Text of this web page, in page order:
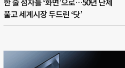
한 줄 점자를 ‘화면’으로…50년 난제
풀고 세계시장 두드린 ‘닷’